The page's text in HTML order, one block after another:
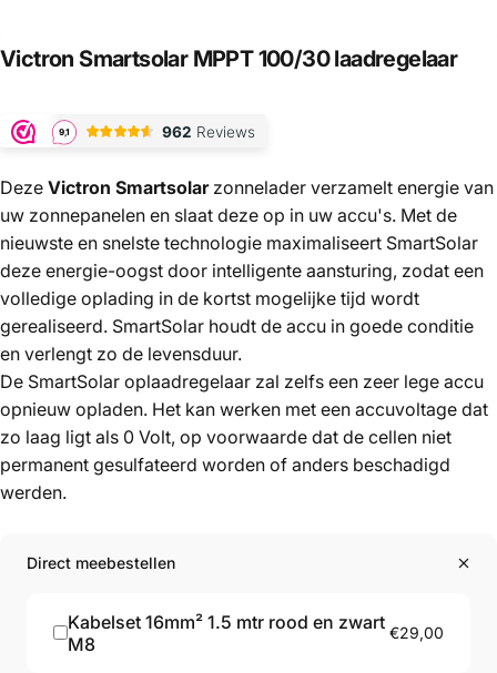
Victron Smartsolar MPPT100/30 laadregelaar
Deze Victron Smartsolar zonnelader verzamelt energie van
uw zonnepanelen en slaat deze op in uw accu's. Met de
nieuwste en snelste technologie maximaliseert SmartSolar
deze energie-oogst door intelligente aansturing, zodat een
volledige oplading in de kortst mogelijke tijd wordt
gerealiseerd. SmartSolar houdt de accu in goede conditie
en verlengt zo de levensduur.
De SmartSolar oplaadregelaar zal zelfs een zeer lege accu
opnieuw opladen. Het kan werken met een accuvoltage dat
zo laag ligt als 0 Volt, op voorwaarde dat de cellen niet
permanent gesulfateerd worden of anders beschadigd
werden.
Direct meebestellen
Kabelset 16mm² 1.5 mtr rood en zwart
M8
€29,00